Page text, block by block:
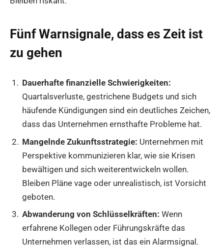
Fünf Warnsignale, dass es Zeit ist
zu gehen
Dauerhafte finanzielle Schwierigkeiten:
Quartalsverluste, gestrichene Budgets und sich
häufende Kündigungen sind ein deutliches Zeichen,
dass das Unternehmen ernsthafte Probleme hat.
Mangelnde Zukunftsstrategie: Unternehmen mit
Perspektive kommunizieren klar, wie sie Krisen
bewältigen und sich weiterentwickeln wollen.
Bleiben Pläne vage oder unrealistisch, ist Vorsicht
geboten.
Abwanderung von Schlüsselkräften: Wenn
erfahrene Kollegen oder Führungskräfte das
Unternehmen verlassen, ist das ein Alarmsignal.